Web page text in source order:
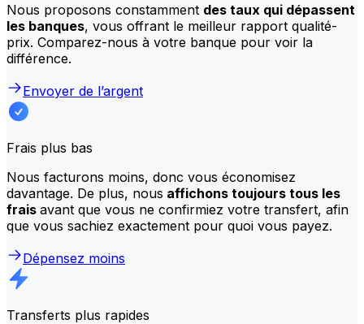
Nous proposons constamment des taux qui dépassent
les banques, vous offrant le meilleur rapport qualité-
prix. Comparez-nous à votre banque pour voir la
différence.
Envoyer de l’argent
Frais plus bas
Nous facturons moins, donc vous économisez
davantage. De plus, nous affichons toujours tous les
frais avant que vous ne confirmiez votre transfert, afin
que vous sachiez exactement pour quoi vous payez.
Dépensez moins
Transferts plus rapides